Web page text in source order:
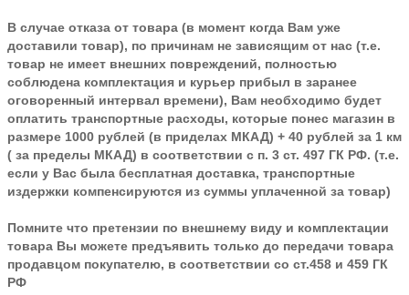
В случае отказа от товара (в момент когда Вам уже
доставили товар), по причинам не зависящим от нас (т.е.
товар не имеет внешних повреждений, полностью
соблюдена комплектация и курьер прибыл в заранее
оговоренный интервал времени), Вам необходимо будет
оплатить транспортные расходы, которые понес магазин в
размере 1000 рублей (в приделах МКАД) + 40 рублей за 1 км
( за пределы МКАД) в соответствии с п. 3 ст. 497 ГК РФ. (т.е.
если у Вас была бесплатная доставка, транспортные
издержки компенсируются из суммы уплаченной за товар)
Помните что претензии по внешнему виду и комплектации
товара Вы можете предъявить только до передачи товара
продавцом покупателю, в соответствии со ст.458 и 459 ГК
РФ